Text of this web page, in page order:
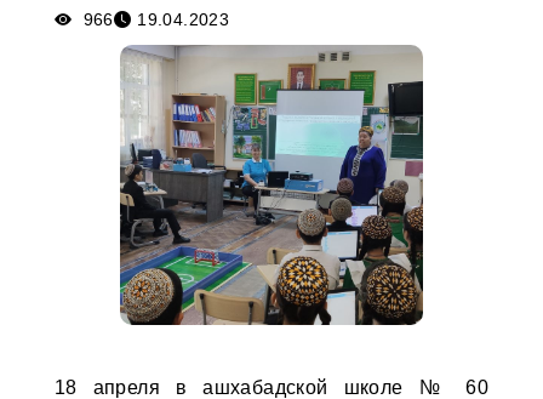
966 19.04.2023
18 апреля в ашхабадской школе № 60